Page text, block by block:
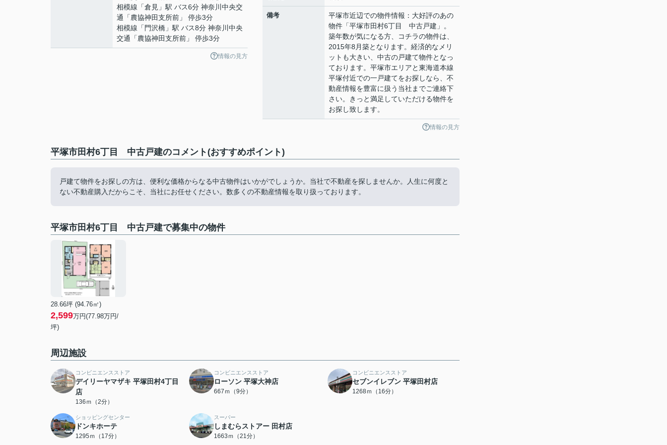
相模線 「倉見 」駅 バス6分 神奈川中央交
通「農協神田支所前」 停歩3分
相模線 「 門沢橋 」駅 バス8分 神奈川中央
交通「農協神田支所前」 停歩3分
情報の見方
備考
平塚市近辺での物件情報：大好評のあの
物件「平塚市田村6丁目 中古戸建」。
築年数が気になる方、コチラの物件は、
2015年8月築となります。経済的なメリ
ットも大きい、中古の戸建て物件となっ
ております。平塚市エリアと東海道本線
平塚付近での一戸建てをお探しなら、不
動産情報を豊富に扱う当社までご連絡下
さい。きっと満足していただける物件を
お探し致します。
情報の見方
平塚市田村6丁目 中古戸建のコメント(おすすめポイント)
戸建て物件をお探しの方は、便利な価格からなる中古物件はいかがでしょうか。当社で不動産を探しませんか。人生に何度と
ない不動産購入だからこそ、当社にお任せください。数多くの不動産情報を取り扱っております。
平塚市田村6丁目 中古戸建で募集中の物件
28.66坪 (94.76㎡)
2,599万円(77.98万円/
坪)
周辺施設
コンビニエンスストア
デイリーヤマザキ 平塚田村4丁目
店
136ｍ（2分）
コンビニエンスストア
ローソン 平塚大神店
667ｍ（9分）
コンビニエンスストア
セブンイレブン 平塚田村店
1268ｍ（16分）
ショッピングセンター
ドンキホーテ
1295ｍ（17分）
スーパー
しまむらストアー 田村店
1663ｍ（21分）